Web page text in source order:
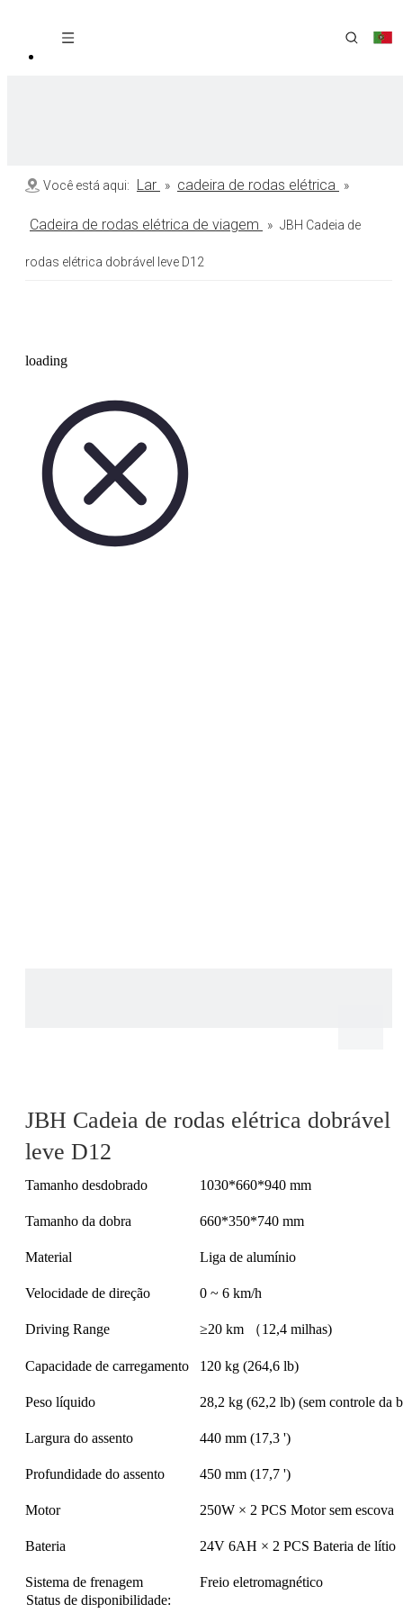
Você está aqui: Lar » cadeira de rodas elétrica »
Cadeira de rodas elétrica de viagem » JBH Cadeia de
rodas elétrica dobrável leve D12
loading
JBH Cadeia de rodas elétrica dobrável
leve D12
Tamanho desdobrado 1030*660*940 mm
Tamanho da dobra 660*350*740 mm
Material Liga de alumínio
Velocidade de direção 0 ~ 6 km/h
Driving Range ≥20 km （12,4 milhas)
Capacidade de carregamento 120 kg (264,6 lb)
Peso líquido 28,2 kg (62,2 lb) (sem controle da
Largura do assento 440 mm (17,3 ')
Profundidade do assento 450 mm (17,7 ')
Motor 250W × 2 PCS Motor sem escova
Bateria 24V 6AH × 2 PCS Bateria de lítio
Sistema de frenagem
Freio eletromagnético
Status de disponibilidade: